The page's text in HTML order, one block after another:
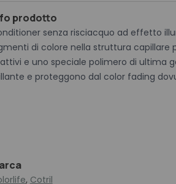
prodotto
senza risciacquo ad effetto
di colore nella struttura capillare
e uno speciale polimero di ultima
e proteggono dal color fading
, Cotril